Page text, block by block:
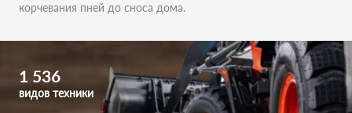
корчевания пней до сноса дома.
1 536
видов техники